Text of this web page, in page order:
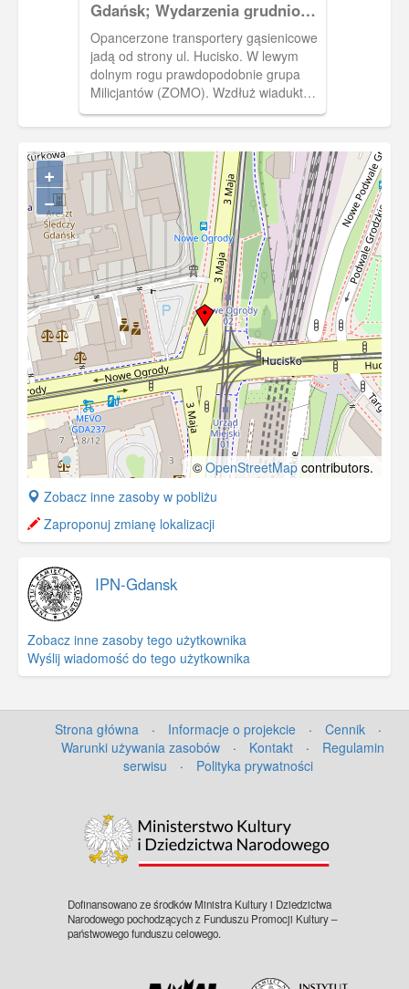
Gdańsk; Wydarzenia grudniowe
1970 r. na terenie miast
wybrzeża gdańskiego.
Opancerzone transportery gąsienicowe
jadą od strony ul. Hucisko. W lewym
dolnym rogu prawdopodobnie grupa
Milicjantów (ZOMO). Wzdłuż wiaduktu i
za nim widać tłum. W prawym górnym
rogu budynek Wojewódzkiej i Miejskiej
prawdopodobnie z budynku Komendy
Miejskiej MO. Zakaz kopiowania, zasób
dostępny w zbiorach IPN, sygnatura:
IPNGd-12-2-2-355
+
−
© OpenStreetMap contributors.
+
−
Zobacz inne zasoby w pobliżu
Zaproponuj zmianę lokalizacji
IPN-Gdansk
Zobacz inne zasoby tego użytkownika
Wyślij wiadomość do tego użytkownika
Strona główna · Informacje o projekcie · Cennik
·
Warunki używania zasobów
· Kontakt ·
Regulamin
serwisu
· Polityka prywatności
Dofinansowano ze środków Ministra Kultury i Dziedzictwa
Narodowego pochodzących z Funduszu Promocji Kultury –
państwowego funduszu celowego.